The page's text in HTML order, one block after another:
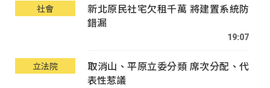
社會
新北原民社宅欠租千萬 將建置系統防
錯漏
19:07
立法院
取消山、平原立委分類 席次分配、代
表性惹議